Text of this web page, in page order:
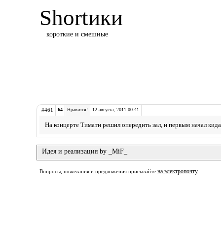
Shortики
короткие и смешные
#461 64 Нравится! 12 августа, 2011 00:41
На концерте Тимати решил опередить зал, и первым начал
Идея и реализация by _MiF_
Вопросы, пожелания и предложения присылайте на электропочту